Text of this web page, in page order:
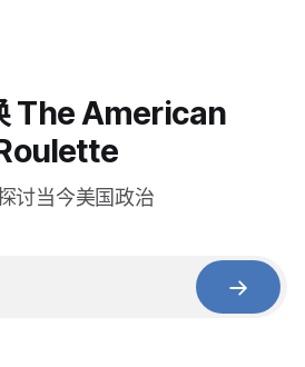
The American
讨当今美国政治